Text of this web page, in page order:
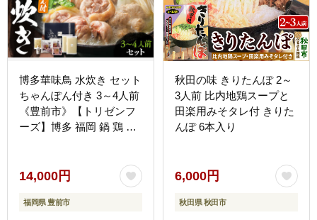
博多華味鳥 水炊き セット
ちゃんぽん付き 3～4人前
《豊前市》【トリゼンフ
ーズ】博多 福岡 鍋 鶏 水
14,000円
福岡県 豊前市
秋田の味 きりたんぽ 2～
3人前 比内地鶏スープと
田楽用みそタレ付 きりた
んぽ 6本入り
6,000円
秋田県 秋田市